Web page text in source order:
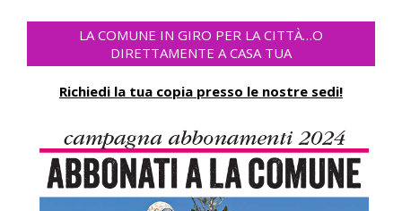
LA COMUNE IN GIRO PER LA CITTÀ…O
DIRETTAMENTE A CASA TUA
Richiedi la tua copia presso le nostre sedi!